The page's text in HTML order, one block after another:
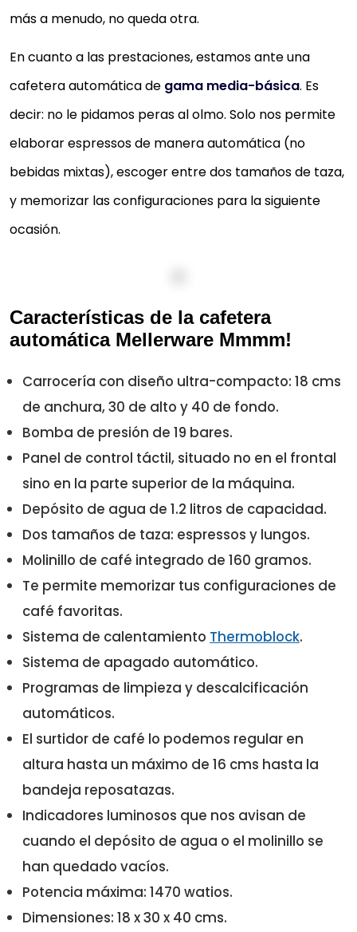
más a menudo, no queda otra.
En cuanto a las prestaciones, estamos ante una
cafetera automática de gama media-básica. Es
decir: no le pidamos peras al olmo. Solo nos permite
elaborar espressos de manera automática (no
bebidas mixtas), escoger entre dos tamaños de taza,
y memorizar las configuraciones para la siguiente
ocasión.
Características de la cafetera
automática Mellerware Mmmm!
Carrocería con diseño ultra-compacto: 18 cms
de anchura, 30 de alto y 40 de fondo.
Bomba de presión de 19 bares.
Panel de control táctil, situado no en el frontal
sino en la parte superior de la máquina.
Depósito de agua de 1.2 litros de capacidad.
Dos tamaños de taza: espressos y lungos.
Molinillo de café integrado de 160 gramos.
Te permite memorizar tus configuraciones de
café favoritas.
Sistema de calentamiento Thermoblock.
Sistema de apagado automático.
Programas de limpieza y descalcificación
automáticos.
El surtidor de café lo podemos regular en
altura hasta un máximo de 16 cms hasta la
bandeja reposatazas.
Indicadores luminosos que nos avisan de
cuando el depósito de agua o el molinillo se
han quedado vacíos.
Potencia máxima: 1470 watios.
Dimensiones: 18 x 30 x 40 cms.